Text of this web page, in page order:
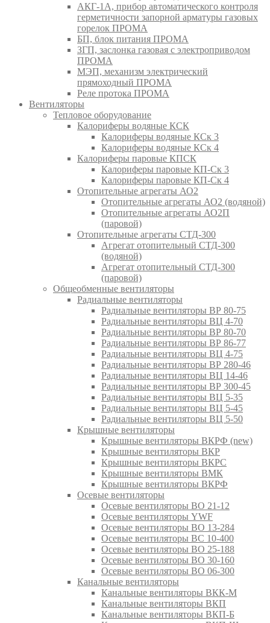
АКГ-1А, прибор автоматического контроля
герметичности запорной арматуры газовых
горелок ПРОМА
БП, блок питания ПРОМА
ЗГП, заслонка газовая с электроприводом
ПРОМА
МЭП, механизм электрический
прямоходный ПРОМА
Реле протока ПРОМА
Вентиляторы
Тепловое оборудование
Калориферы водяные КСК
Калориферы водяные КСк 3
Калориферы водяные КСк 4
Калориферы паровые КПСК
Калориферы паровые КП-Ск 3
Калориферы паровые КП-Ск 4
Отопительные агрегаты АО2
Отопительные агрегаты АО2 (водяной)
Отопительные агрегаты АО2П
(паровой)
Отопительные агрегаты СТД-300
Агрегат отопительный СТД-300
(водяной)
Агрегат отопительный СТД-300
(паровой)
Общеобменные вентиляторы
Радиальные вентиляторы
Радиальные вентиляторы ВР 80-75
Радиальные вентиляторы ВЦ 4-70
Радиальные вентиляторы ВР 80-70
Радиальные вентиляторы ВР 86-77
Радиальные вентиляторы ВЦ 4-75
Радиальные вентиляторы ВР 280-46
Радиальные вентиляторы ВЦ 14-46
Радиальные вентиляторы ВР 300-45
Радиальные вентиляторы ВЦ 5-35
Радиальные вентиляторы ВЦ 5-45
Радиальные вентиляторы ВЦ 5-50
Крышные вентиляторы
Крышные вентиляторы ВКРФ (new)
Крышные вентиляторы ВКР
Крышные вентиляторы ВКРС
Крышные вентиляторы ВМК
Крышные вентиляторы ВКРФ
Осевые вентиляторы
Осевые вентиляторы ВО 21-12
Осевые вентиляторы YWF
Осевые вентиляторы ВО 13-284
Осевые вентиляторы ВС 10-400
Осевые вентиляторы ВО 25-188
Осевые вентиляторы ВО 30-160
Осевые вентиляторы ВО 06-300
Канальные вентиляторы
Канальные вентиляторы ВКК-М
Канальные вентиляторы ВКП
Канальные вентиляторы ВКП-Б